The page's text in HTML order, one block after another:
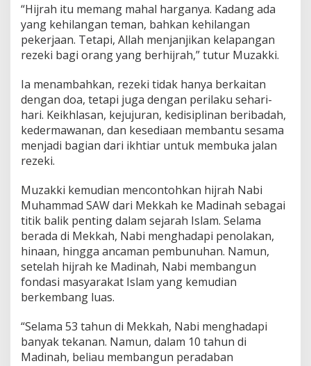
“Hijrah itu memang mahal harganya. Kadang ada
yang kehilangan teman, bahkan kehilangan
pekerjaan. Tetapi, Allah menjanjikan kelapangan
rezeki bagi orang yang berhijrah,” tutur Muzakki.
Ia menambahkan, rezeki tidak hanya berkaitan
dengan doa, tetapi juga dengan perilaku sehari-
hari. Keikhlasan, kejujuran, kedisiplinan beribadah,
kedermawanan, dan kesediaan membantu sesama
menjadi bagian dari ikhtiar untuk membuka jalan
rezeki.
Muzakki kemudian mencontohkan hijrah Nabi
Muhammad SAW dari Mekkah ke Madinah sebagai
titik balik penting dalam sejarah Islam. Selama
berada di Mekkah, Nabi menghadapi penolakan,
hinaan, hingga ancaman pembunuhan. Namun,
setelah hijrah ke Madinah, Nabi membangun
fondasi masyarakat Islam yang kemudian
berkembang luas.
“Selama 53 tahun di Mekkah, Nabi menghadapi
banyak tekanan. Namun, dalam 10 tahun di
Madinah, beliau membangun peradaban